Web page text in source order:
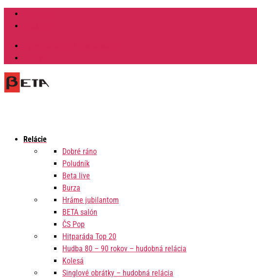
Relácie
Dobré ráno
Poludník
Beta live
Burza
Hráme jubilantom
BETA salón
ČS Pop
Hitparáda Top 20
Hudba 80 – 90 rokov – hudobná relácia
Kolesá
Singlové obrátky – hudobná relácia